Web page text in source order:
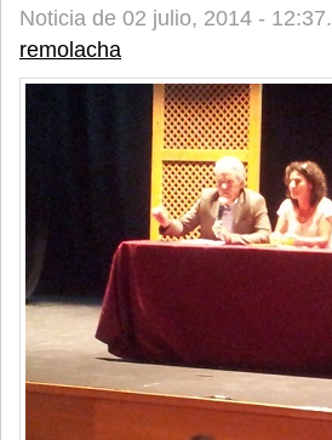
Noticia de 02 julio, 2014 - 12:37.
remolacha